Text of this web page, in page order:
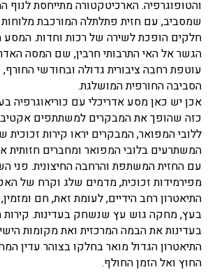
והטופוגרפיה. הארכיטקטורה מתייחסת
שמסביב, עם חזית פתלתלה המורכבת מלוחות
חלקים הופכת לשירה של רכות וחדות. המסע
הגשר אל האי התרבותי חרבין, שם המסה
עוטפת רחבה ציבורית גדולה ובחודשי
הסביבה החורפית המושלגת.
אכן יש כאן מסע אדריכלי עם כוריאוגרפיה
כזה שהופך את המבקרים למשתתפים
ללובי המפואר, המבקרים יראו קירות זכוכית
המשתרעים בלובי המפואר ומחברים חזותית
עם החזית המשתפת והרחבה החיצונית. פני
מפירמידות זכוכית, מדמים שלג וקרח של
התיאטרון רחב הידיים, לעומת זאת, חם
בעץ, מחקה גוש עץ שנשחק בעדינות.
בעדינות את הבמה המרכזית ואת מקומות
התיאטרון הגדול מואר בחלקו בצוהר עדין
החוץ ואל הזמן החולף.